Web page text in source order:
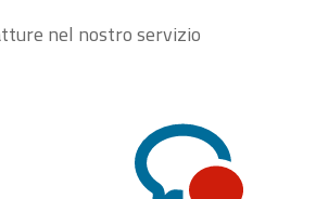
nel nostro servizio